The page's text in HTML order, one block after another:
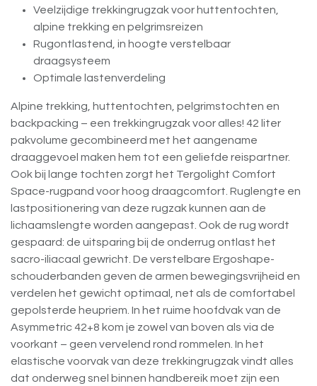
Veelzijdige trekkingrugzak voor huttentochten,
alpine trekking en pelgrimsreizen
Rugontlastend, in hoogte verstelbaar
draagsysteem
Optimale lastenverdeling
Alpine trekking, huttentochten, pelgrimstochten en
backpacking – een trekkingrugzak voor alles! 42 liter
pakvolume gecombineerd met het aangename
draaggevoel maken hem tot een geliefde reispartner.
Ook bij lange tochten zorgt het Tergolight Comfort
Space-rugpand voor hoog draagcomfort. Ruglengte en
lastpositionering van deze rugzak kunnen aan de
lichaamslengte worden aangepast. Ook de rug wordt
gespaard: de uitsparing bij de onderrug ontlast het
sacro-iliacaal gewricht. De verstelbare Ergoshape-
schouderbanden geven de armen bewegingsvrijheid en
verdelen het gewicht optimaal, net als de comfortabel
gepolsterde heupriem. In het ruime hoofdvak van de
Asymmetric 42+8 kom je zowel van boven als via de
voorkant – geen vervelend rond rommelen. In het
elastische voorvak van deze trekkingrugzak vindt alles
dat onderweg snel binnen handbereik moet zijn een